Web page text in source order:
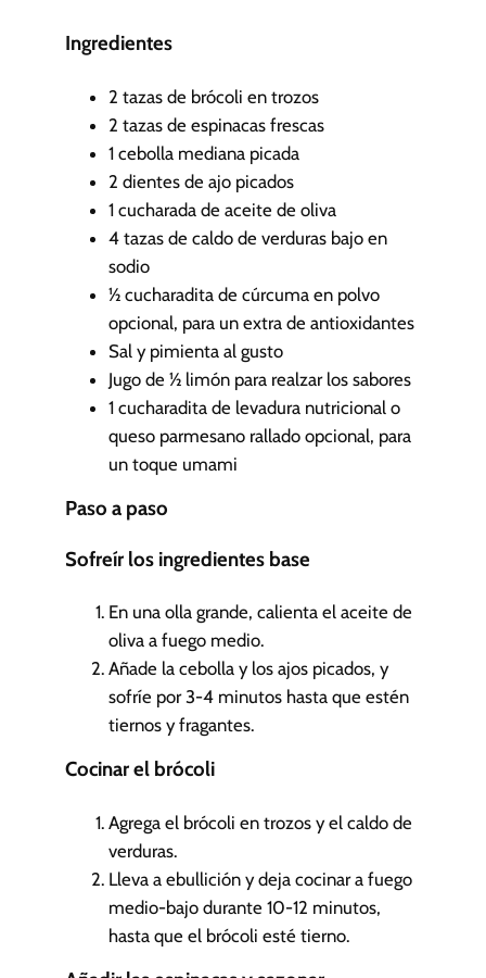
n
o
s
Ingredientes
2 tazas de brócoli en trozos
2 tazas de espinacas frescas
1 cebolla mediana picada
2 dientes de ajo picados
1 cucharada de aceite de oliva
4 tazas de caldo de verduras bajo en
sodio
½ cucharadita de cúrcuma en polvo
opcional, para un extra de antioxidantes
Sal y pimienta al gusto
Jugo de ½ limón para realzar los sabores
1 cucharadita de levadura nutricional o
queso parmesano rallado opcional, para
un toque umami
Paso a paso
Sofreír los ingredientes base
En una olla grande, calienta el aceite de
oliva a fuego medio.
Añade la cebolla y los ajos picados, y
sofríe por 3-4 minutos hasta que estén
tiernos y fragantes.
Cocinar el brócoli
Agrega el brócoli en trozos y el caldo de
verduras.
Lleva a ebullición y deja cocinar a fuego
medio-bajo durante 10-12 minutos,
hasta que el brócoli esté tierno.